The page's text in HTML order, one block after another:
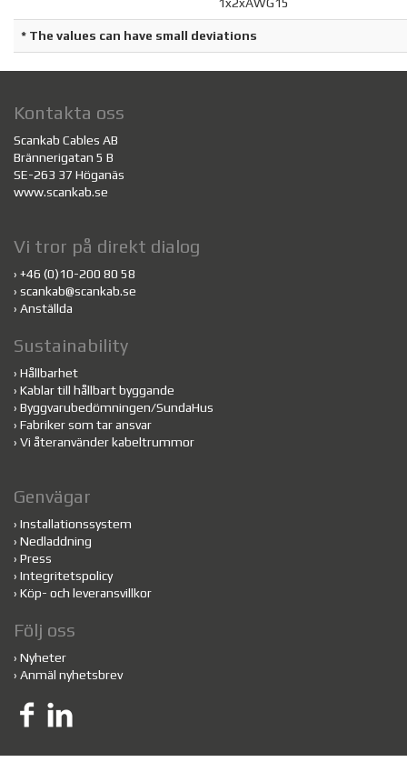
* The values can have small deviations
Kontakta oss
Scankab Cables AB
Brännerigatan 5 B
SE-263 37 Höganäs
www.scankab.se
Vi tror på direkt dialog
› +46 (0)10-200 80 58
› scankab@scankab.se
› Anställda
Sustainability
› Hållbarhet
› Kablar till hållbart byggande
› Byggvarubedömningen/SundaHus
› Fabriker som tar ansvar
› Vi återanvänder kabeltrummor
Genvägar
› Installationssystem
› Nedladdning
› Press
› Integritetspolicy
› Köp- och leveransvillkor
Följ oss
› Nyheter
› Anmäl nyhetsbrev